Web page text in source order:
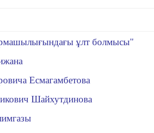
ұлт болмысы"
Есмагамбетова
Шайхутдинова